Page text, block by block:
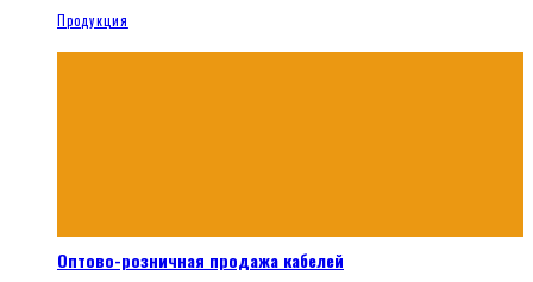
Продукция
Оптово-розничная продажа кабелей